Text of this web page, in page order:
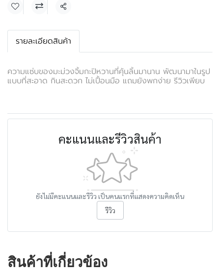
แชร์
รายละเอียดสินค้า
ความแซ่บของมะม่วงจิ้มกะปิหวานที่คุ้นลิ้นมานาน พัฒนามาในรูป
แบบที่สะอาด กินสะดวก ไม่เปื้อนมือ แถมยังพกง่าย รีวิวเพียบ
คะแนนและรีวิวสินค้า
ยังไม่มีคะแนนและรีวิว เป็นคนแรกที่แสดงความคิดเห็น
รีวิว
สินค้าที่เกี่ยวข้อง